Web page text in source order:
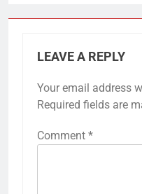
LEAVE A REPLY
Your email address
Required fields are
Comment *